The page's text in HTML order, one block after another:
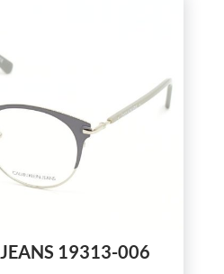
19313-006